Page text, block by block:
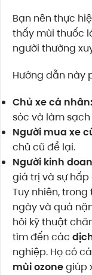
Bạn nên thực
thấy mùi thuốc
người thường
Hướng dẫn này
Chủ xe cá nhân:
sóc và làm
Người mua xe
chủ cũ để lại.
Người kinh
giá trị và sự
Tuy nhiên,
ngày và quá
hỏi kỹ thuật
tìm đến các
nghiệp. Họ có
mùi ozonegiúp